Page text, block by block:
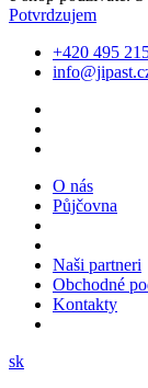
Potvrdzujem
+420 495
O nás
Půjčovna
Naši partneri
Obchodné
Kontakty
sk